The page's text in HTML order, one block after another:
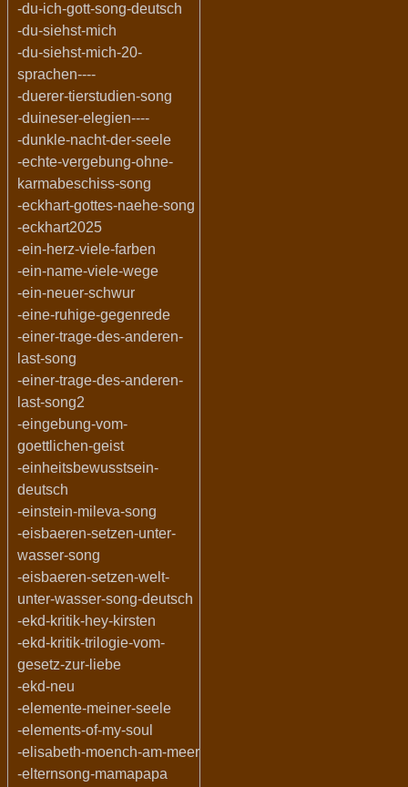
-du-ich-gott-song-deutsch
-du-siehst-mich
-du-siehst-mich-20-
sprachen----
-duerer-tierstudien-song
-duineser-elegien----
-dunkle-nacht-der-seele
-echte-vergebung-ohne-
karmabeschiss-song
-eckhart-gottes-naehe-song
-eckhart2025
-ein-herz-viele-farben
-ein-name-viele-wege
-ein-neuer-schwur
-eine-ruhige-gegenrede
-einer-trage-des-anderen-
last-song
-einer-trage-des-anderen-
last-song2
-eingebung-vom-
goettlichen-geist
-einheitsbewusstsein-
deutsch
-einstein-mileva-song
-eisbaeren-setzen-unter-
wasser-song
-eisbaeren-setzen-welt-
unter-wasser-song-deutsch
-ekd-kritik-hey-kirsten
-ekd-kritik-trilogie-vom-
gesetz-zur-liebe
-ekd-neu
-elemente-meiner-seele
-elements-of-my-soul
-elisabeth-moench-am-meer
-elternsong-mamapapa